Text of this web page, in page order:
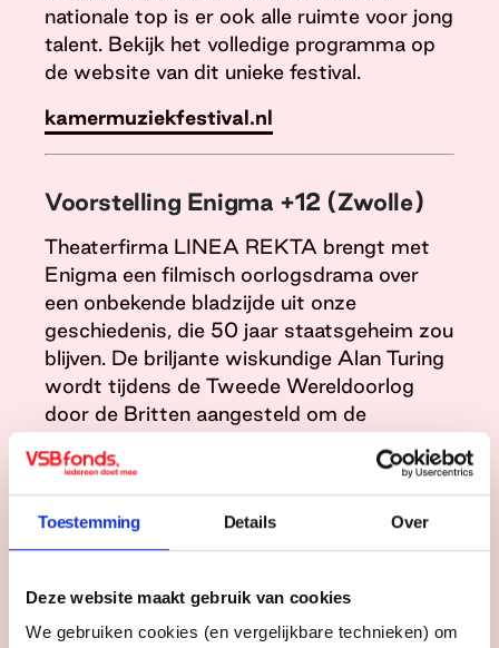
Toestemming Details Over
Deze website maakt gebruik van cookies
We gebruiken cookies (en vergelijkbare technieken) om
nationale top is er ook alle ruimte voor jong
talent. Bekijk het volledige programma op
de website van dit unieke festival.
kamermuziekfestival.nl
Voorstelling Enigma +12 (Zwolle)
Theaterfirma LINEA REKTA brengt met
Enigma een filmisch oorlogsdrama over
een onbekende bladzijde uit onze
geschiedenis, die 50 jaar staatsgeheim zou
blijven. De briljante wiskundige Alan Turing
wordt tijdens de Tweede Wereldoorlog
door de Britten aangesteld om de
communicatie versleutelden, te kraken. Net
wanneer Turing en zijn codekrakers geen
enkele mogelijkheid meer zien, doen een
kleine toevalligheid en één geniale ingeving
einde van de Tweede Wereldoorlog begint:
27 juni 1941. De moeilijkste opdracht moet